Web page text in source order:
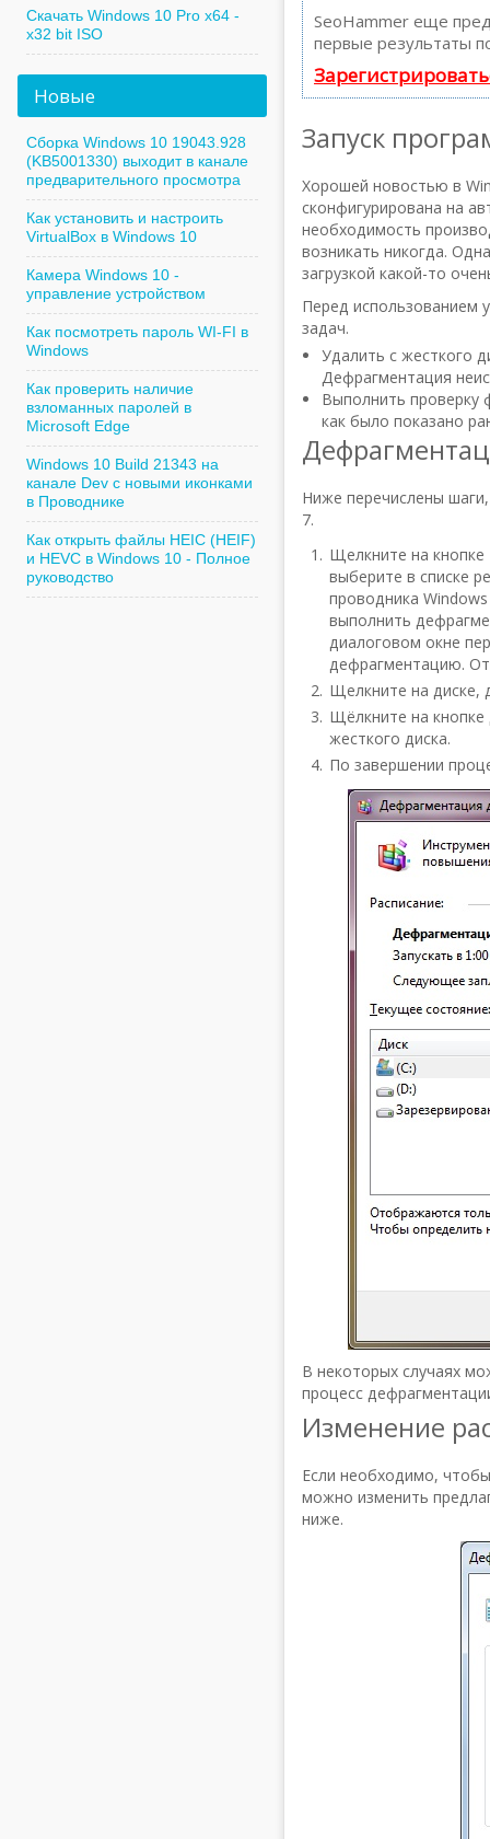
SeoHammer еще
первые результаты
Запуск
Хорошей новостью в
сконфигурирована на
необходимость
возникать никогда.
загрузкой какой-то
Перед использованием
задач.
Удалить с жесткого
Дефрагментация
Выполнить проверку
как было показано
Ниже перечислены
7.
Щелкните на кнопке
выберите в списке
проводника
выполнить
диалоговом окне
дефрагментацию.
Щелкните на диске,
Щёлкните на
жесткого диска.
По завершении
В некоторых случаях
процесс
Изменение
Если необходимо,
можно изменить
ниже.
Скачать Windows 10 Pro x64 -
x32 bit ISO
Новые
Сборка Windows 10 19043.928
(KB5001330) выходит в канале
предварительного просмотра
Как установить и настроить
VirtualBox в Windows 10
Камера Windows 10 -
управление устройством
Как посмотреть пароль WI-FI в
Windows
Как проверить наличие
взломанных паролей в
Microsoft Edge
Windows 10 Build 21343 на
канале Dev с новыми иконками
в Проводнике
Как открыть файлы HEIC (HEIF)
и HEVC в Windows 10 - Полное
руководство